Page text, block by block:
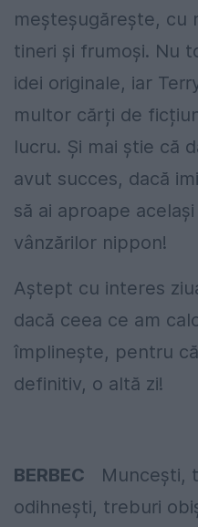
meșteșugărește, cu
tineri și frumoși. Nu
idei originale, iar
multor cărți de
lucru. Și mai știe că
avut succes, dacă
să ai aproape
vânzărilor nippon!
Aștept cu interes
dacă ceea ce am
împlinește, pentru
definitiv, o altă zi!
BERBEC Munceşti,
odihneşti, treburi